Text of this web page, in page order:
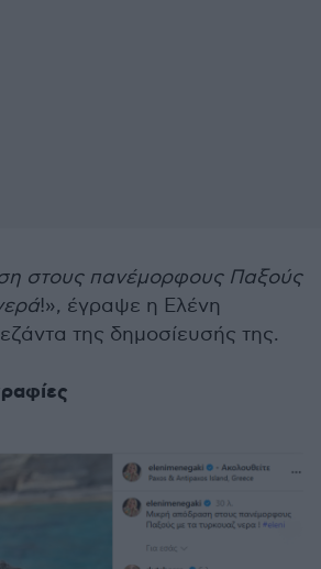
στους πανέμορφους Παξούς
!», έγραψε η Ελένη
της δημοσίευσής της.